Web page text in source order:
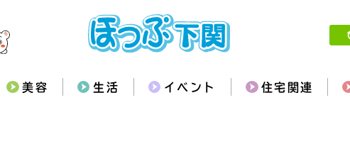
美容 生活 イベント 住宅関連